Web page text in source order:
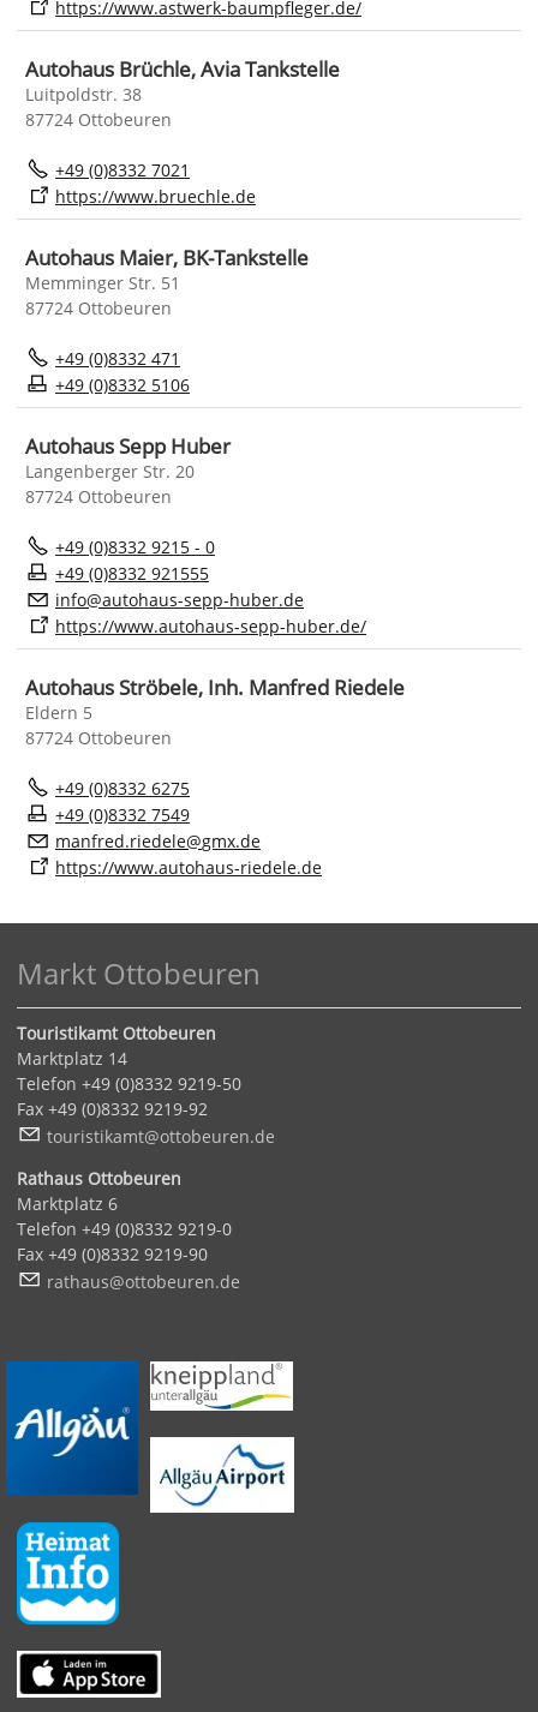
https://www.astwerk-baumpfleger.de/
Autohaus Brüchle, Avia Tankstelle
Luitpoldstr. 38
87724 Ottobeuren
+49 (0)8332 7021
https://www.bruechle.de
Autohaus Maier, BK-Tankstelle
Memminger Str. 51
87724 Ottobeuren
+49 (0)8332 471
+49 (0)8332 5106
Autohaus Sepp Huber
Langenberger Str. 20
87724 Ottobeuren
+49 (0)8332 9215 - 0
+49 (0)8332 921555
nf
t h s-s pp-h b r d
https://www.autohaus-sepp-huber.de/
Autohaus Ströbele, Inh. Manfred Riedele
Eldern 5
87724 Ottobeuren
+49 (0)8332 6275
+49 (0)8332 7549
m nfr d r d l gmx d
https://www.autohaus-riedele.de
Markt Ottobeuren
Touristikamt Ottobeuren
Marktplatz 14
Telefon +49 (0)8332 9219-50
Fax +49 (0)8332 9219-92
t
r st k mt tt b r n d
Rathaus Ottobeuren
Marktplatz 6
Telefon +49 (0)8332 9219-0
Fax +49 (0)8332 9219-90
r th s tt b r n d